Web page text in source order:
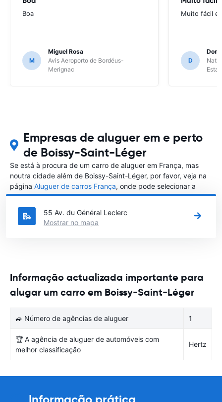
Boa
M
Miguel Rosa
Avis Aeroporto de Bordéus-
Merignac
Muito fácil e
D
Empresas de aluguer em e perto
de Boissy-Saint-Léger
Se está à procura de um carro de aluguer em França, mas
noutra cidade além de Boissy-Saint-Léger, por favor, veja na
página Aluguer de carros França, onde pode selecionar a
outra cidade em França que gostaria de alugar um carro
55 Av. du Général Leclerc
Mostrar no mapa
Informação actualizada importante para
alugar um carro em Boissy-Saint-Léger
🚙 Número de agências de aluguer 1
🏆 A agência de aluguer de automóveis com
melhor classificação
Hertz